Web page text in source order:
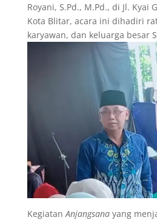
Royani, S.Pd., M.Pd., di Jl. Kyai
Kota Blitar, acara ini dihadiri
karyawan, dan keluarga besar
Kegiatan Anjangsanayang